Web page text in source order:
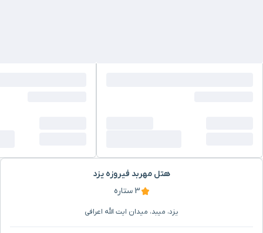
هتل مهربد فیروزه یزد
3 ستاره
یزد، میبد، میدان ایت الله اعرافی